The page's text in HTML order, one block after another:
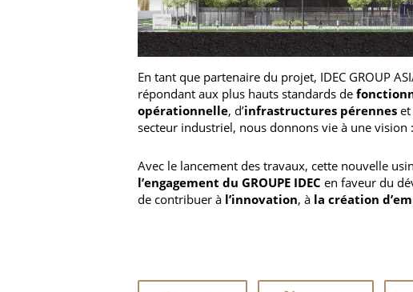
En tant que partenaire du projet, IDEC GROUP
répondant aux plus hauts standards de
opérationnelle, d’infrastructures pérennes et
secteur industriel, nous donnons vie à une vision
Avec le lancement des travaux, cette nouvelle
l’engagement du GROUPE IDEC en faveur du
de contribuer à l’innovation, à la création